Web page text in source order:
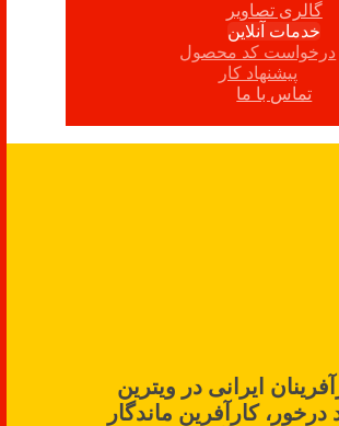
گالری تصاویر
خدمات آنلاین
درخواست کد محصول
پیشنهاد کار
تماس با ما
ایرانی در ویترین
درخور، کارآفرین ماندگار